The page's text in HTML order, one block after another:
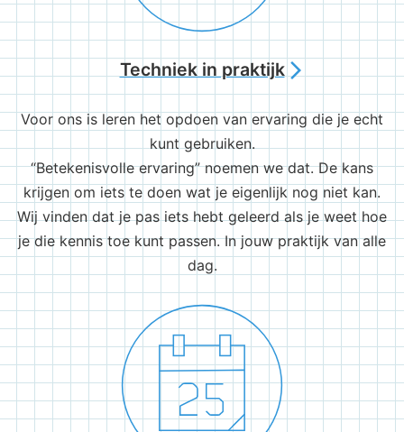
Techniek in praktijkarrow_forward_ios
Voor ons is leren het opdoen van ervaring die je echt
kunt gebruiken.
“Betekenisvolle ervaring” noemen we dat. De kans
krijgen om iets te doen wat je eigenlijk nog niet kan.
Wij vinden dat je pas iets hebt geleerd als je weet hoe
je die kennis toe kunt passen. In jouw praktijk van alle
dag.